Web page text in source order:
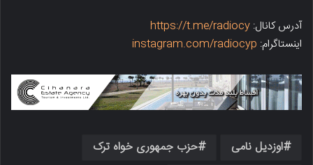
آدرس کانال: https://t.me/radiocy
اینستاگرام: instagram.com/radiocyp
اوزدیل نامی
حزب جمهوری خواه ترک